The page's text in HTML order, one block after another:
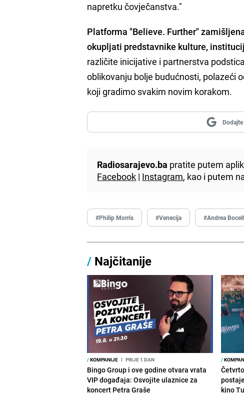
napretku čovječanstva."
Platforma "Believe. Further"
okupljati predstavnike kulture,
različite inicijative i partnerstva
oblikovanju bolje budućnosti, polazeći
koji gradimo svakim novim korakom.
Radiosarajevo.ba pratite putem
Facebook | Instagram, kao i putem
#Philip Morris #Venecija #Andrea
/ Najčitanije
/KOMPANIJE I PRIJE 1 DAN
Bingo Group i ove godine otvara vrata
VIP događaja: Osvojite ulaznice za
koncert Petra Graše
/
kino